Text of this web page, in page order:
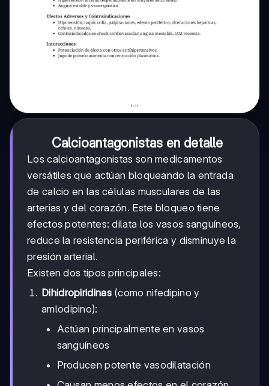
Calcioantagonistas en detalle
Los calcioantagonistas son medicamentos
versátiles que actúan bloqueando la entrada
de calcio en las células musculares de las
arterias y del corazón. Este bloqueo tiene
efectos potentes: dilata los vasos sanguíneos,
reduce la resistencia periférica y disminuye la
presión arterial.
Existen dos tipos principales:
Dihidropiridinas(como nifedipino y
amlodipino):
Actúan principalmente en vasos
sanguíneos
Producen potente vasodilatación